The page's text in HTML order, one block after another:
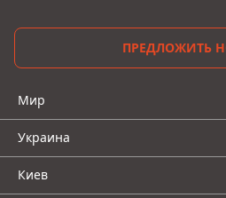
ПРЕДЛОЖИТЬ
Мир
Украина
Киев